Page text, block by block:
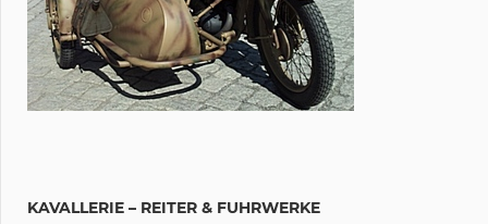
KAVALLERIE – REITER & FUHRWERKE